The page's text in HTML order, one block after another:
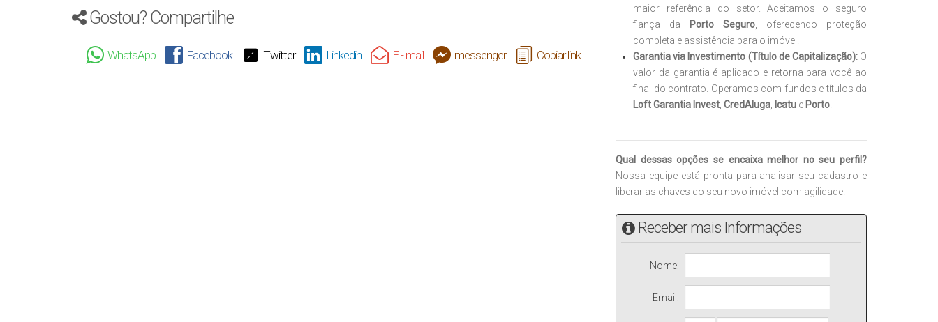
Gostou? Compartilhe
WhatsApp Facebook Twitter Linkedin E - mail messenger Copiar link
maior referência do setor. Aceitamos o seguro
fiança da
Porto Seguro , oferecendo proteção
completa e assistência para o imóvel.
Garantia via Investimento (Título de Capitalização):O
valor da garantia é aplicado e retorna para você ao
final do contrato. Operamos com fundos e títulos da
Loft Garantia Invest CredAluga Icatu e Porto
Qual dessas opções se encaixa melhor no seu perfil?
Nossa equipe está pronta para analisar seu cadastro e
liberar as chaves do seu novo imóvel com agilidade.
Receber mais Informações
Nome:
Email: